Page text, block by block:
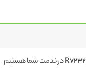
درخدمت شما هستیم